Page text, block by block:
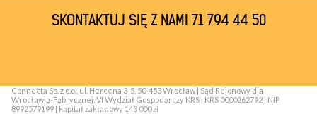
SKONTAKTUJ SIĘ Z NAMI 71 794 44 50
Connecta Sp. z o.o., ul. Hercena 3-5, 50-453 Wrocław | Sąd Rejonowy dla
Wrocławia-Fabrycznej, VI Wydział Gospodarczy KRS | KRS 0000262792 | NIP
8992579199 | kapitał zakładowy 143 000 zł